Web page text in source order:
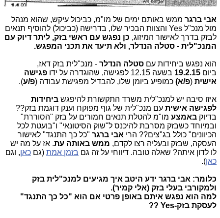
אבי ברגר ממש באותם ימים של מו"מ, כביכול עיקש, שהוא מנהל
מול מנכ"ל Yes והצוות הבכיר שלו, בדרישה (כביכול) להוסיף תנאים
לבזק בדרך לאישור המיזוג, כן נפגש עם ראשי בזק, ליתר דיוק עם
המנכ"לית - סטלה הנדלר, ולא תיעד את תכני המפגש.
הוא נפגש ביחידות עם סטלה הנדלר - מנכ"לית בזק דאז,
ביום 19.2.15 בשעה 12.15 לפגישה, שהוגדרה על ידו
פגישה
אישית (פ/א) כמופיע ביומן שלו, להבדיל מפגישת עבודה (פ/ע).
איזו סיבה יש למנכ"לית משרד התקשורת להיפגש ביחידות
לפגישה אישית עם מנכ"לית של גוף מפוקח וענק דוגמת בזק??
בדיוק באמצע מו"מ להטלת תנאים חמורים על בזק "הסוררת"
ובמיוחד כשבזק מסרבת להיכנס ל"שוק הסיטונאי" ו"בועטת לכל
הכיוונים" כולל בג"צים?? הרי אבי ברגר "כל כך התנגד" לאישור
העסקה, שבזק ובעליה רצו לקדם, ממש באותה עת. אז על מה יש
לו לדון איתה? שאלה טובה. דיווחי על זה גם בזמן אמת (גם כאן, וגם
כאן).
כלומר: אבי ברגר ידע היטב איך מגיעים למנכ"לית בזק
ולמקורבי בעלי בזק (אלי קמיר).
למה הוא נפגש איתם באופן פרטי אם הוא "כל כך התנגד"
לעסקת בזק-Yes
??